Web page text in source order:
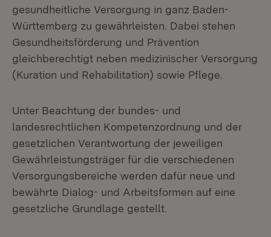
gesundheitliche Versorgung in ganz Baden-
Württemberg zu gewährleisten. Dabei stehen
Gesundheitsförderung und Prävention
gleichberechtigt neben medizinischer Versorgung
(Kuration und Rehabilitation) sowie Pflege.
Unter Beachtung der bundes- und
landesrechtlichen Kompetenzordnung und der
gesetzlichen Verantwortung der jeweiligen
Gewährleistungsträger für die verschiedenen
Versorgungsbereiche werden dafür neue und
bewährte Dialog- und Arbeitsformen auf eine
gesetzliche Grundlage gestellt.